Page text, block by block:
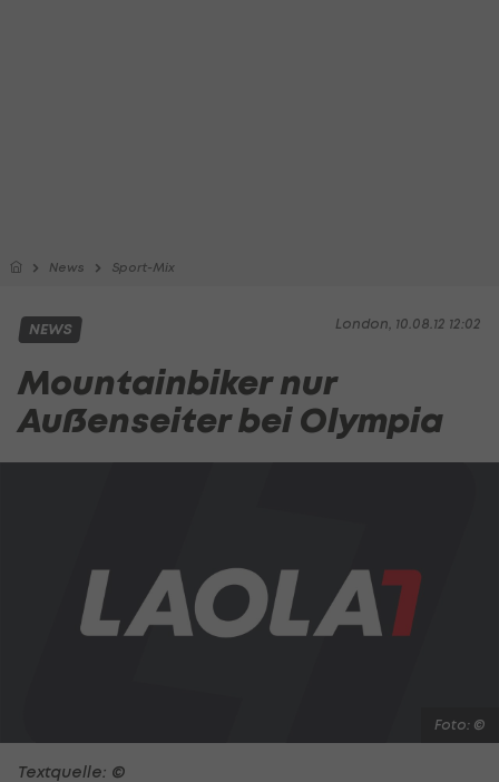
News Sport-Mix
London, 10.08.12 12:02
NEWS
Mountainbiker nur
Außenseiter bei Olympia
Foto: ©
Textquelle: ©